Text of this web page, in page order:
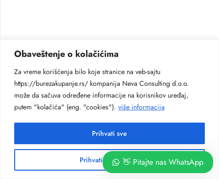
Obaveštenje o kolačićima
Za vreme korišćenja bilo koje stranice na veb-sajtu
https://burezakupanje.rs/ kompanija Neva Consulting d.o.o.
može da sačuva određene informacije na korisnikov uređaj,
putem "kolačića" (eng. "cookies"). više informacija
Prihvati neobhodne
Prihvati sve
👋 Pitajte nas WhatsApp